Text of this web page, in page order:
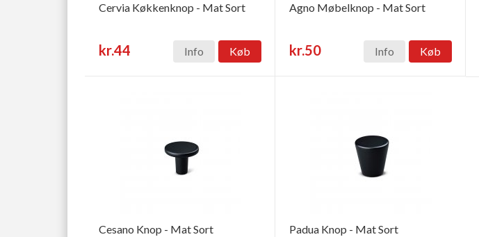
Cervia Køkkenknop - Mat Sort
kr.44 Info Køb
Agno Møbelknop - Mat Sort
kr.50 Info Køb
Cesano Knop - Mat Sort Padua Knop - Mat Sort